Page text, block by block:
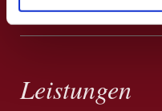
Leistungen